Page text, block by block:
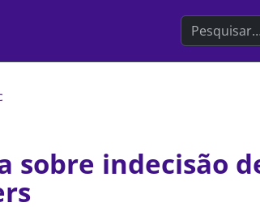
Search the
sobre indecisão